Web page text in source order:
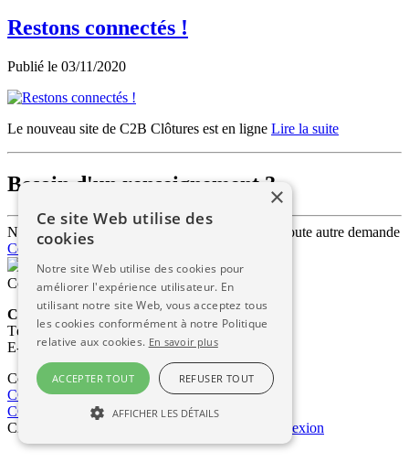
Restons connectés !
Publié le 03/11/2020
Le nouveau site de C2B Clôtures est en ligne Lire la suite
Besoin d'un renseignement ?
N'hésitez pas à nous contacter pour un devis ou toute autre demande
Contactez-nous !
Contactez-nous
C2B Clôtures
Tél. : 06 23 36 47 26
E-mail :contact@c2bclotures.fr
Consultez nos CGV
CGV entre professionnels
CGV avec particuliers
C2B Clôtures © 2026
Connexion
×
Ce site Web utilise des
cookies
Notre site Web utilise des cookies pour
améliorer l'expérience utilisateur. En
utilisant notre site Web, vous acceptez tous
les cookies conformément à notre Politique
relative aux cookies. En savoir plus
ACCEPTER TOUT REFUSER TOUT
AFFICHER LES DÉTAILS